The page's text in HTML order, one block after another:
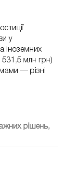
у
іноземних
млн грн)
— різні
рішень,